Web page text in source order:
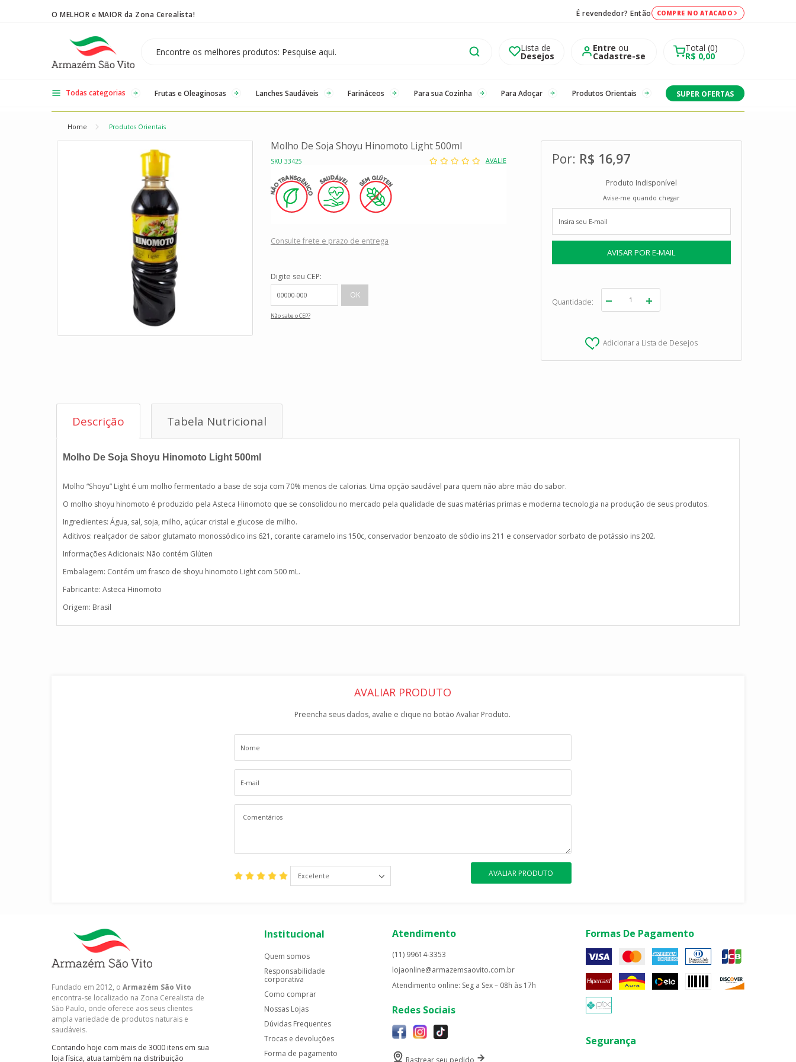
O MELHOR e MAIOR da Zona Cerealista!
É revendedor? Então COMPRE NO ATACADO
Lista de
Desejos
Entre ou
Cadastre-se
Total 0
R$ 0,00
Todas categorias Frutas e Oleaginosas Lanches Saudáveis Farináceos Para sua Cozinha Para Adoçar Produtos Orientais SUPER OFERTAS
Home Produtos Orientais
Molho De Soja Shoyu Hinomoto Light 500ml
SKU 33425 AVALIE
Consulte frete e prazo de entrega
Digite seu CEP:
Não sabe o CEP?
R$ 16,97
Produto Indisponível
Avise-me quando chegar
Quantidade
Adicionar a Lista de Desejos
Descrição Tabela Nutricional
Molho De Soja Shoyu Hinomoto Light 500ml
Molho “Shoyu” Light é um molho fermentado a base de soja com 70% menos de calorias. Uma opção saudável para quem não abre mão do sabor.
O molho shoyu hinomoto é produzido pela Asteca Hinomoto que se consolidou no mercado pela qualidade de suas matérias primas e moderna tecnologia na produção de seus produtos.
Ingredientes: Água, sal, soja, milho, açúcar cristal e glucose de milho.
Aditivos: realçador de sabor glutamato monossódico ins 621, corante caramelo ins 150c, conservador benzoato de sódio ins 211 e conservador sorbato de potássio ins 202.
Informações Adicionais: Não contém Glúten
Embalagem: Contém um frasco de shoyu hinomoto Light com 500 mL.
Fabricante: Asteca Hinomoto
Origem: Brasil
AVALIAR PRODUTO
Preencha seus dados, avalie e clique no botão Avaliar Produto.
Excelente AVALIAR PRODUTO
Fundado em 2012, o Armazém São Vito
encontra-se localizado na Zona Cerealista de
São Paulo, onde oferece aos seus clientes
ampla variedade de produtos naturais e
saudáveis.
Contando hoje com mais de 3000 itens em sua
loja física, atua também na distribuição
Institucional
Quem somos
Responsabilidade
corporativa
Como comprar
Nossas Lojas
Dúvidas Frequentes
Trocas e devoluções
Forma de pagamento
Atendimento
(11) 99614-3353
lojaonline@armazemsaovito.com.br
Atendimento online: Seg a Sex – 08h às 17h
Redes Sociais
Formas De Pagamento
Segurança